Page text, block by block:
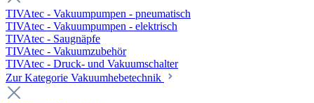
TIVAtec - Vakuumpumpen - pneumatisch
TIVAtec - Vakuumpumpen - elektrisch
TIVAtec - Saugnäpfe
TIVAtec - Vakuumzubehör
TIVAtec - Druck- und Vakuumschalter
Zur Kategorie Vakuumhebetechnik